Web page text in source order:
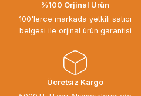
%100 Orjinal Ürün
100'lerce markada yetkili satıcı
belgesi ile orjinal ürün garantisi
Ücretsiz Kargo